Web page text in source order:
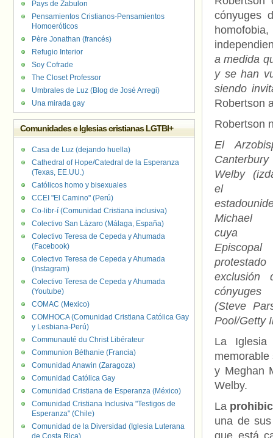
cónyuges
a medida
y se han
siendo
Robertson
Robertson
El
Welby
el
Michael
cuya
exclusión
cónyuges
(Steve
Pool/Getty
La
y Meghan
Welby.
La
una de
que está
Pays de Zabulon
Pensamientos Cristianos-Pensamientos
Homoeróticos
Père Jonathan (francés)
Refugio Interior
Soy Cofrade
The Closet Professor
Umbrales de Luz (Blog de José Arregi)
Una mirada gay
Comunidades e Iglesias cristianas LGTBI+
Casa de Luz (dejando huella)
Cathedral of Hope/Catedral de la Esperanza
(Texas, EE.UU.)
Católicos homo y bisexuales
CCEI "El Camino" (Perú)
Co-libr-í (Comunidad Cristiana inclusiva)
Colectivo San Lázaro (Málaga, España)
Colectivo Teresa de Cepeda y Ahumada
(Facebook)
Colectivo Teresa de Cepeda y Ahumada
(Instagram)
Colectivo Teresa de Cepeda y Ahumada
(Youtube)
COMAC (Mexico)
COMHOCA (Comunidad Cristiana Católica Gay
y Lesbiana-Perú)
Communauté du Christ Libérateur
Communion Béthanie (Francia)
Comunidad Anawin (Zaragoza)
Comunidad Católica Gay
Comunidad Cristiana de Esperanza (México)
Comunidad Cristiana Inclusiva "Testigos de
Esperanza" (Chile)
Comunidad de la Diversidad (Iglesia Luterana
de Costa Rica)